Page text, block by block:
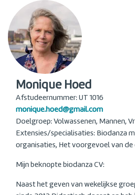
Monique Hoed
Afstudeernummer: UT 1016
monique.hoed@gmail.com
Doelgroep: Volwassenen, Mannen,
Extensies/specialisaties: Biodanza
organisaties, Het voorgevoel van de
Mijn beknopte biodanza CV:
Naast het geven van wekelijkse